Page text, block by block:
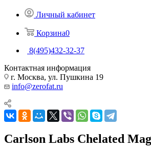
Личный кабинет
Корзина0
8(495)432-32-37
Контактная информация
г. Москва, ул. Пушкина 19
info@zerofat.ru
Carlson Labs Chelated